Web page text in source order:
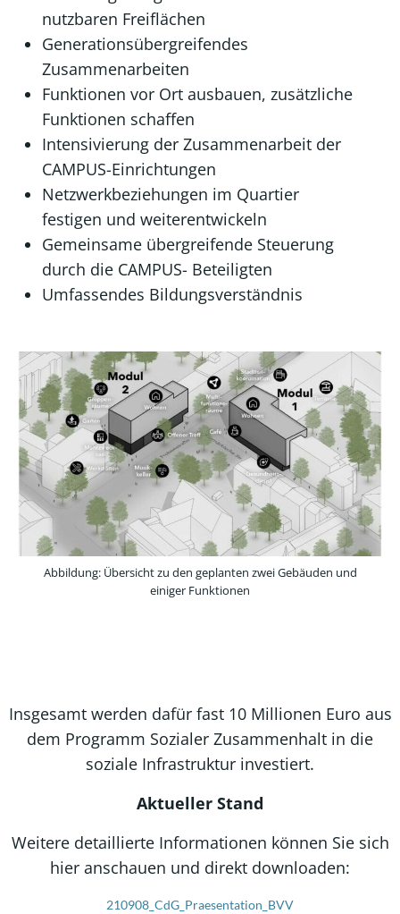
nutzbaren Freiflächen
Generationsübergreifendes
Zusammenarbeiten
Funktionen vor Ort ausbauen, zusätzliche
Funktionen schaffen
Intensivierung der Zusammenarbeit der
CAMPUS-Einrichtungen
Netzwerkbeziehungen im Quartier
festigen und weiterentwickeln
Gemeinsame übergreifende Steuerung
durch die CAMPUS- Beteiligten
Umfassendes Bildungsverständnis
Abbildung: Übersicht zu den geplanten zwei Gebäuden und
einiger Funktionen
Insgesamt werden dafür fast 10 Millionen Euro aus
dem Programm Sozialer Zusammenhalt in die
soziale Infrastruktur investiert.
Aktueller Stand
Weitere detaillierte Informationen können Sie sich
hier anschauen und direkt downloaden:
210908_CdG_Praesentation_BVV